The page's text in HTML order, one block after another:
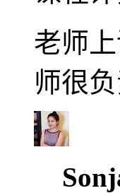
老师
师很